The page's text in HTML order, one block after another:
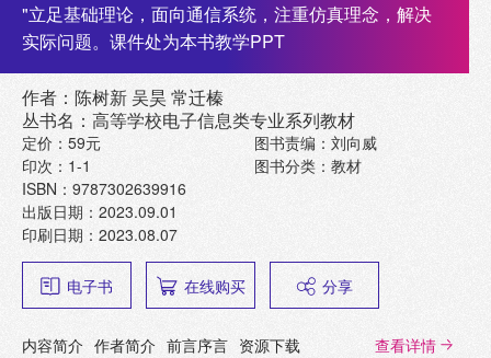
"立足基础理论，面向通信系统，注重仿真理念，解决
实际问题。课件处为本书教学PPT
作者：陈树新 吴昊 常迁榛
丛书名：高等学校电子信息类专业系列教材
定价：59元
印次：1-1
ISBN：9787302639916
出版日期：2023.09.01
印刷日期：2023.08.07
图书责编：刘向威
图书分类：教材
电子书 在线购买 分享
内容简介 作者简介 前言序言 资源下载 查看详情